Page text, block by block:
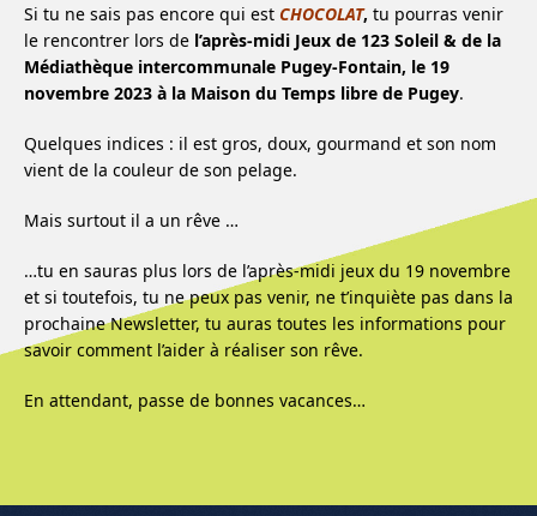
Si tu ne sais pas encore qui est CHOCOLAT, tu pourras venir
le rencontrer lors de l’après-midi Jeux de 123 Soleil & de la
Médiathèque intercommunale Pugey-Fontain, le 19
novembre 2023 à la Maison du Temps libre de Pugey.
Quelques indices : il est gros, doux, gourmand et son nom
vient de la couleur de son pelage.
Mais surtout il a un rêve …
…tu en sauras plus lors de l’après-midi jeux du 19 novembre
et si toutefois, tu ne peux pas venir, ne t’inquiète pas dans la
prochaine Newsletter, tu auras toutes les informations pour
savoir comment l’aider à réaliser son rêve.
En attendant, passe de bonnes vacances…
Menu de l'article